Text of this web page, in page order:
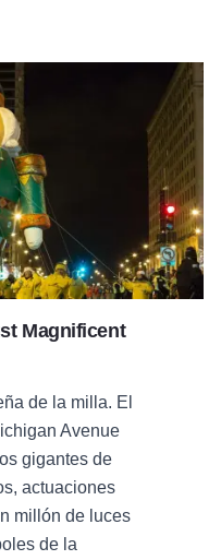
Magnificent
de la milla. El
Avenue
gigantes de
actuaciones
millón de luces
de la
Mile